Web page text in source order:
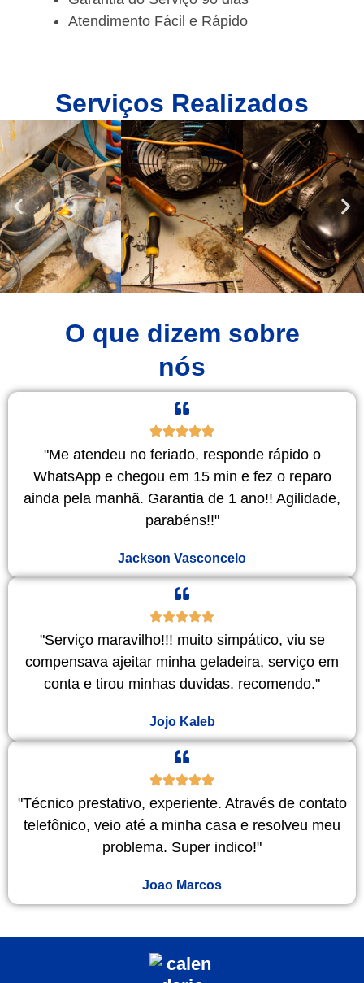
Atendimento Fácil e Rápido
Serviços Realizados
O que dizem sobre
nós
"Me atendeu no feriado, responde rápido o
WhatsApp e chegou em 15 min e fez o reparo
ainda pela manhã. Garantia de 1 ano!! Agilidade,
parabéns!!"
Jackson Vasconcelo
"Serviço maravilho!!! muito simpático, viu se
compensava ajeitar minha geladeira, serviço em
conta e tirou minhas duvidas. recomendo."
Jojo Kaleb
"Técnico prestativo, experiente. Através de contato
telefônico, veio até a minha casa e resolveu meu
problema. Super indico!"
Joao Marcos